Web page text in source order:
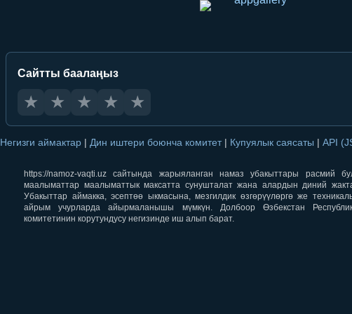
Сайтты баалаңыз
★ ★ ★ ★ ★
Негизги аймактар | Дин иштери боюнча комитет | Купуялык саясаты | API
https://namoz-vaqti.uz сайтында жарыяланган намаз убакыттары расмий
маалыматтар маалыматтык максатта сунушталат жана алардын диний
Убакыттар аймакка, эсептөө ыкмасына, мезгилдик өзгөрүүлөргө же
айрым учурларда айырмаланышы мүмкүн. Долбоор Өзбекстан
комитетинин корутундусу негизинде иш алып барат.